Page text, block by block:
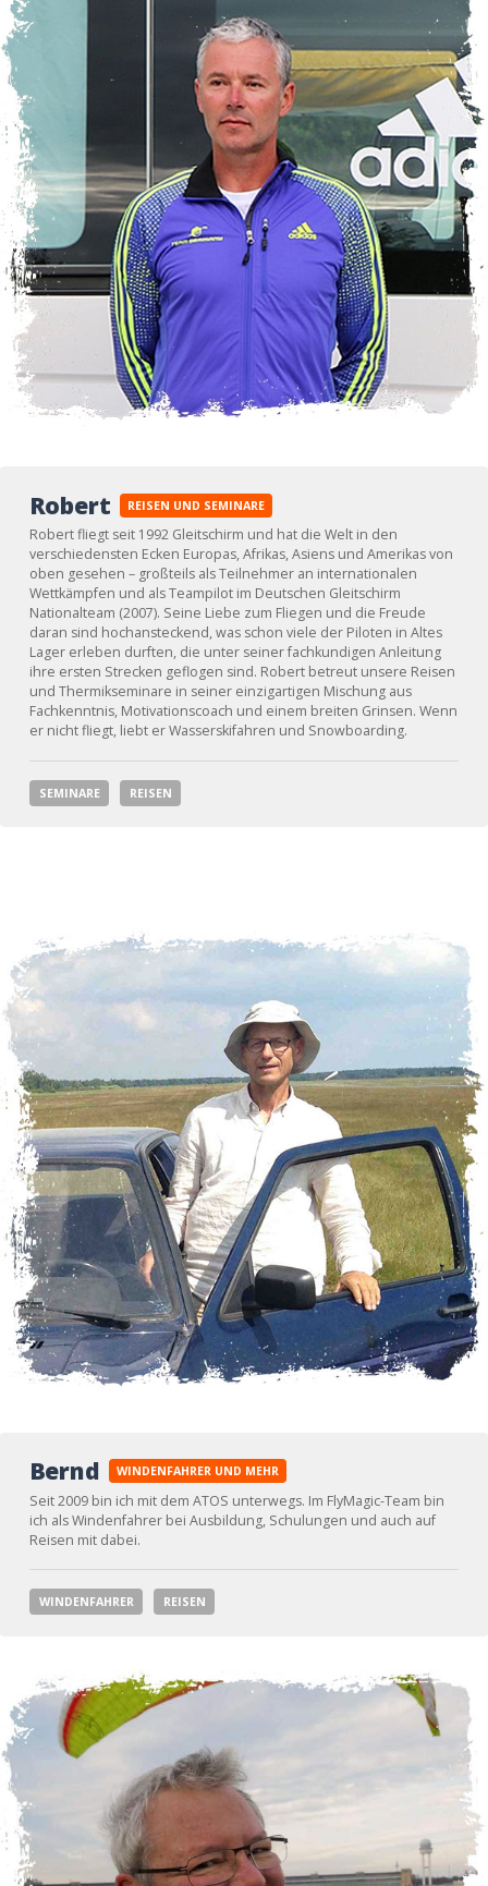
Robert REISEN UND SEMINARE
Robert fliegt seit 1992 Gleitschirm und hat die Welt in den
verschiedensten Ecken Europas, Afrikas, Asiens und Amerikas von
oben gesehen – großteils als Teilnehmer an internationalen
Wettkämpfen und als Teampilot im Deutschen Gleitschirm
Nationalteam (2007). Seine Liebe zum Fliegen und die Freude
daran sind hochansteckend, was schon viele der Piloten in Altes
Lager erleben durften, die unter seiner fachkundigen Anleitung
ihre ersten Strecken geflogen sind. Robert betreut unsere Reisen
und Thermikseminare in seiner einzigartigen Mischung aus
Fachkenntnis, Motivationscoach und einem breiten Grinsen. Wenn
er nicht fliegt, liebt er Wasserskifahren und Snowboarding.
SEMINARE REISEN
Bernd WINDENFAHRER UND MEHR
Seit 2009 bin ich mit dem ATOS unterwegs. Im FlyMagic-Team bin
ich als Windenfahrer bei Ausbildung, Schulungen und auch auf
Reisen mit dabei.
WINDENFAHRER REISEN